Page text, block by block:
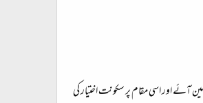
اور اسی مقام پر سکونت اختیار کی